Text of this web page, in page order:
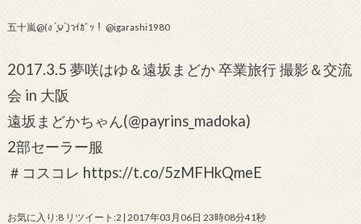
五十嵐@(ง ´͈౪`͈)วｲｶﾞｯ！ @igarashi1980
2017.3.5 夢咲はゆ＆遠坂まどか 卒業旅行 撮影＆交流
会 in 大阪
遠坂まどかちゃん(@payrins_madoka)
2部セーラー服
＃コスコレ https://t.co/5zMFHkQmeE
お気に入り:8 リツイート:2 | 2017年03月06日 23時08分41秒